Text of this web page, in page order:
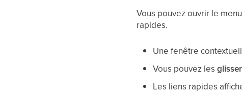
Vous pouvez ouvrir le
rapides.
Une fenêtre
Vous pouvez les
Les liens rapides